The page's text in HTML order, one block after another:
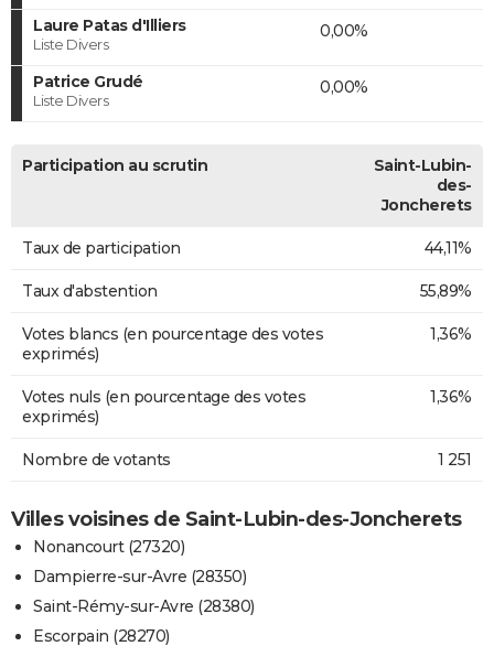
Laure Patas d'Illiers
Liste Divers
0,00%
Patrice Grudé
Liste Divers
0,00%
Participation au scrutin
Saint-Lubin-
des-
Joncherets
Taux de participation 44,11%
Taux d'abstention 55,89%
Votes blancs (en pourcentage des votes
exprimés)
1,36%
Votes nuls (en pourcentage des votes
exprimés)
1,36%
Nombre de votants 1 251
Villes voisines de Saint-Lubin-des-Joncherets
Nonancourt (27320)
Dampierre-sur-Avre (28350)
Saint-Rémy-sur-Avre (28380)
Escorpain (28270)